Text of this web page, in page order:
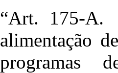
“Art. 175-A.
alimentação
programas